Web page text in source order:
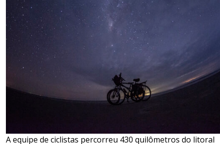
A equipe de ciclistas percorreu 430 quilômetros do litoral